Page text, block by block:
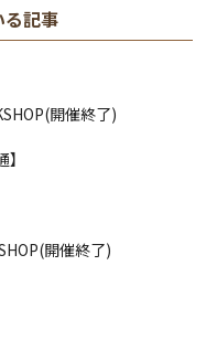
る記事
開催終了)
開催終了)